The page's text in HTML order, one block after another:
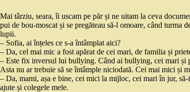
Mai târziu, seara, îi uscam pe păr și ne uitam la ceva
pui de bou-moscat și se pregăteau să-l omoare, când turma
lupii.
– Sofia, ai înțeles ce s-a întâmplat aici?
– Da, cel mai mic a fost apărat de cei mari, de familia și
– Este fix inversul lui bullying. Când ai bullying, cei mari și
Asta nu ar trebuie să se întâmple niciodată. Cei mai mici și
– Da, mami, așa e bine, cei mici la mijloc, cei mari în jur,
ajute și colegele mele.